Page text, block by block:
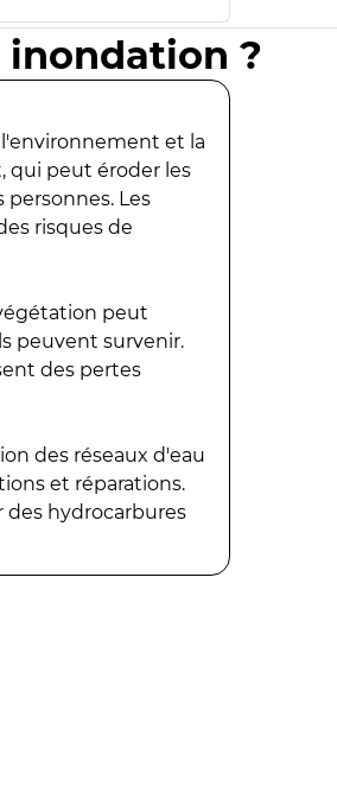
inondation ?
et la
qui peut éroder les
Les
risques de
peut
peuvent survenir.
des pertes
des réseaux d'eau
et réparations.
des hydrocarbures